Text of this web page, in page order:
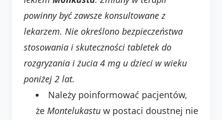
powinny być zawsze konsultowane z
lekarzem. Nie określono bezpieczeństwa
stosowania i skuteczności tabletek do
rozgryzania i żucia 4 mg u dzieci w wieku
poniżej 2 lat.
Należy poinformować pacjentów,
że Montelukastu w postaci doustnej nie